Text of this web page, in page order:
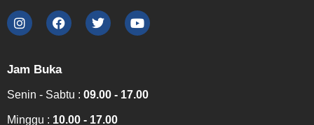
Jam Buka
Senin - Sabtu : 09.00 - 17.00
Minggu : 10.00 - 17.00